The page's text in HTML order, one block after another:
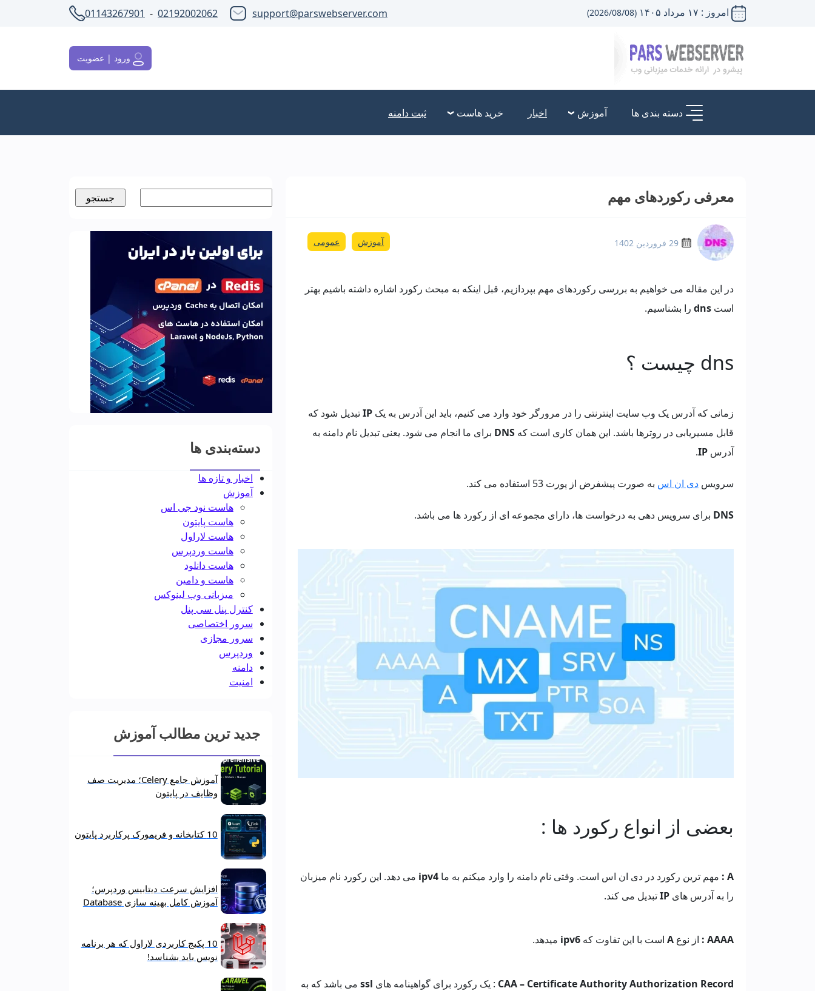
امروز : ۱۷ مرداد ۱۴۰۵ (2026/08/08)
support@parswebserver.com
02192002062
-
01143267901
ورود | عضویت
دسته بندی ها آموزش اخبار خرید هاست ثبت دامنه
معرفی رکوردهای مهم
29 فروردین 1402 آموزش عمومی
در این مقاله می خواهیم به بررسی رکوردهای مهم بپردازیم، قبل اینکه به مبحث رکورد اشاره داشته باشیم بهتر
است dns را بشناسیم.
dns چیست ؟
زمانی که آدرس یک وب سایت اینترنتی را در مرورگر خود وارد می کنیم، باید این آدرس به یک IPتبدیل شود که
قابل مسیریابی در روترها باشد. این همان کاری است که DNS برای ما انجام می شود. یعنی تبدیل نام دامنه به
آدرس IP
.
سرویس دی ان اس به صورت پیشفرض از پورت 53 استفاده می کند.
DNS برای سرویس دهی به درخواست ها، دارای مجموعه ای از رکورد ها می باشد.
بعضی از انواع رکورد ها :
A : مهم ترین رکورد در دی ان اس است. وقتی نام دامنه را وارد میکنم به ما ipv4 می دهد. این رکورد نام میزبان
را به آدرس های IPتبدیل می کند.
AAAA : از نوع A است با این تفاوت که ipv6 میدهد.
CAA – Certificate Authority Authorization Record : یک رکورد برای گواهینامه های ssl می باشد که به
دسته‌بندی ها
اخبار و تازه ها
آموزش
هاست نود جی اس
هاست پایتون
هاست لاراول
هاست وردپرس
هاست دانلود
هاست و دامین
میزبانی وب لینوکس
کنترل پنل سی پنل
سرور اختصاصی
سرور مجازی
وردپرس
دامنه
امنیت
جدید ترین مطالب آموزش
آموزش جامع Celery؛ مدیریت صف
وظایف در پایتون
10 کتابخانه و فریمورک پرکاربرد پایتون
افزایش سرعت دیتابیس وردپرس؛
آموزش کامل بهینه‌ سازی Database
10 پکیج کاربردی لاراول که هر برنامه‌
نویس باید بشناسد!